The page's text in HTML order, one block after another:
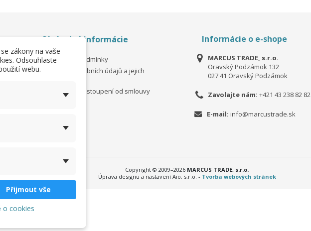
Obchodné informácie
Obchodní podmínky
Ochrana osobních údajů a jejich
Podmínky odstoupení od smlouvy
Informácie o e-shope
MARCUS TRADE, s.r.o.
Oravský Podzámok 132
027 41 Oravský Podzámok
Zavolajte nám: +421 43 238 82 82
E-mail: info@marcustrade.sk
Copyright © 2009–2026 MARCUS TRADE, s.r.o.
Úprava designu a nastavení Aio, s.r.o. - Tvorba webových stránek
zákony na vaše
Odsouhlaste
webu.
Přijmout vše
o cookies